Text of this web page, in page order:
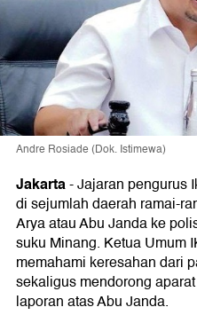
Andre Rosiade (Dok. Istimewa)
Jakarta-Jajaran pengurus
di sejumlah daerah ramai-
Arya atau Abu Janda ke
suku Minang. Ketua Umum
memahami keresahan dari
sekaligus mendorong
laporan atas Abu Janda.